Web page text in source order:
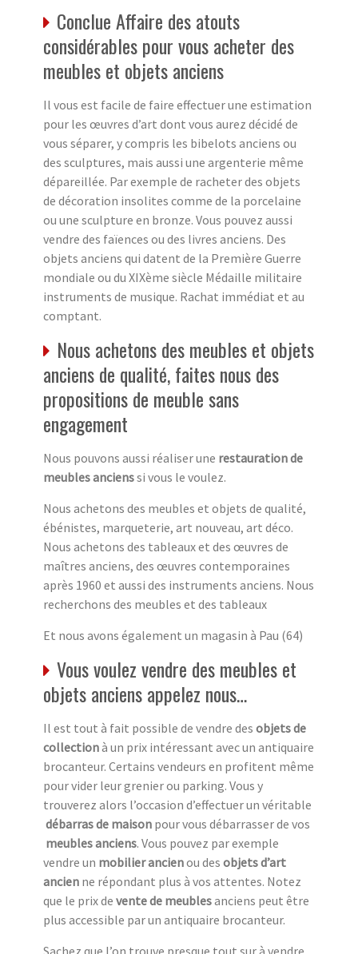
Conclue Affaire des atouts
considérables pour vous acheter des
meubles et objets anciens
Il vous est facile de faire effectuer une estimation
pour les œuvres d’art dont vous aurez décidé de
vous séparer, y compris les bibelots anciens ou
des sculptures, mais aussi une argenterie même
dépareillée. Par exemple de racheter des objets
de décoration insolites comme de la porcelaine
ou une sculpture en bronze. Vous pouvez aussi
vendre des faïences ou des livres anciens. Des
objets anciens qui datent de la Première Guerre
mondiale ou du XIXème siècle Médaille militaire
instruments de musique. Rachat immédiat et au
comptant.
Nous achetons des meubles et objets
anciens de qualité, faites nous des
propositions de meuble sans
engagement
Nous pouvons aussi réaliser une restauration de
meubles ancienssi vous le voulez.
Nous achetons des meubles et objets de qualité,
ébénistes, marqueterie, art nouveau, art déco.
Nous achetons des tableaux et des œuvres de
maîtres anciens, des œuvres contemporaines
après 1960 et aussi des instruments anciens. Nous
recherchons des meubles et des tableaux
Et nous avons également un magasin à Pau (64)
Vous voulez vendre des meubles et
objets anciens appelez nous…
Il est tout à fait possible de vendre des objets de
collectionà un prix intéressant avec un antiquaire
brocanteur. Certains vendeurs en profitent même
pour vider leur grenier ou parking. Vous y
trouverez alors l’occasion d’effectuer un véritable
débarras de maison pour vous débarrasser de vos
meubles anciens. Vous pouvez par exemple
vendre un mobilier ancienou des objets d’art
ancien ne répondant plus à vos attentes. Notez
que le prix de vente de meublesanciens peut être
plus accessible par un antiquaire brocanteur.
Sachez que l’on trouve presque tout sur à vendre